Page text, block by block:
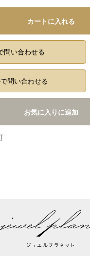
カートに入れる
問い合わせる
で問い合わせる
お気に入りに追加